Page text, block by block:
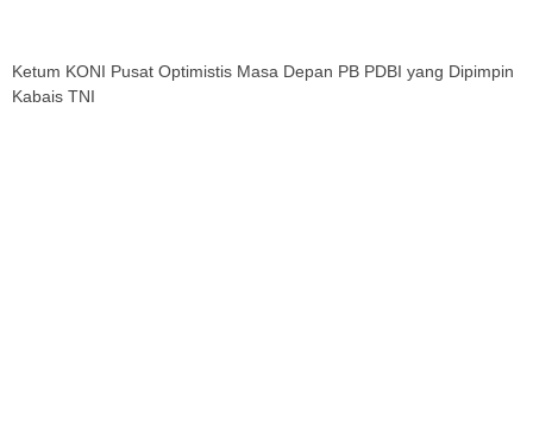
Ketum KONI Pusat Optimistis Masa Depan PB PDBI yang Dipimpin
Kabais TNI